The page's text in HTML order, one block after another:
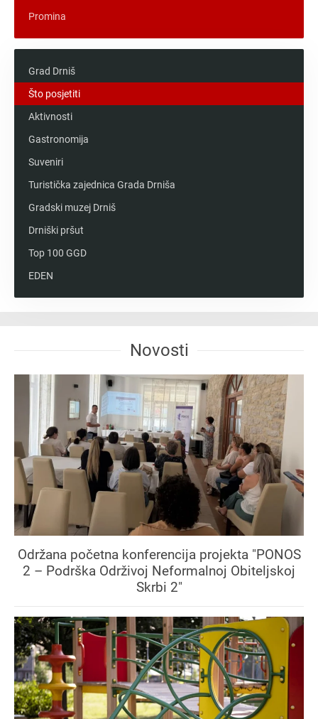
Promina
Grad Drniš
Što posjetiti
Aktivnosti
Gastronomija
Suveniri
Turistička zajednica Grada Drniša
Gradski muzej Drniš
Drniški pršut
Top 100 GGD
EDEN
Novosti
Održana početna konferencija projekta "PONOS
2 – Podrška Održivoj Neformalnoj Obiteljskoj
Skrbi 2"